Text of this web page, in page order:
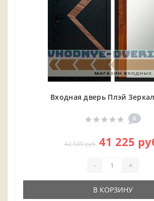
Входная дверь Плэй
0
42 500 руб. 41 225
- +
В КОРЗИНУ